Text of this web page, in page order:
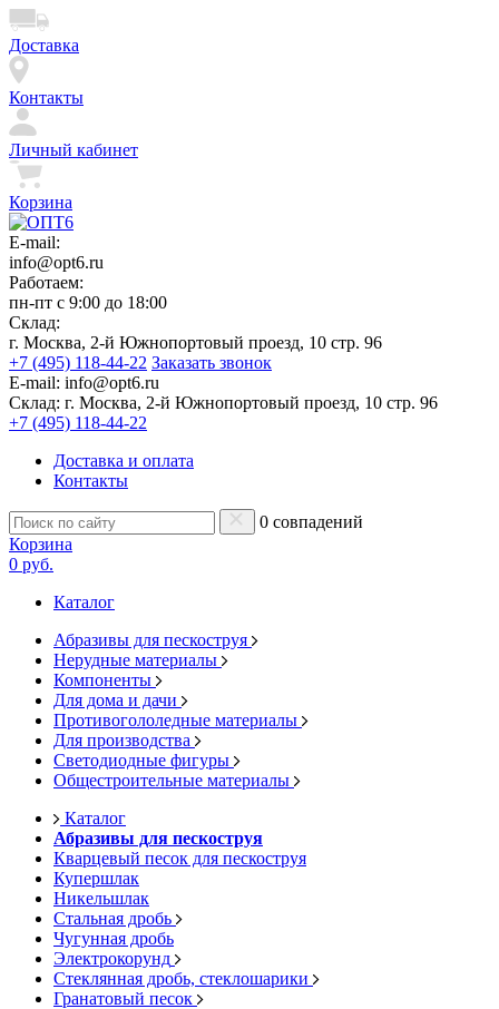
Доставка
Контакты
Личный кабинет
Корзина
E-mail:
info@opt6.ru
Работаем:
пн-пт с 9:00 до 18:00
Склад:
г. Москва, 2-й Южнопортовый проезд, 10 стр. 96
+7 (495) 118-44-22 Заказать звонок
E-mail: info@opt6.ru
Склад: г. Москва, 2-й Южнопортовый проезд, 10 стр. 96
+7 (495) 118-44-22
Доставка и оплата
Контакты
0 совпадений
Корзина
0 руб.
Каталог
Абразивы для пескоструя
Нерудные материалы
Компоненты
Для дома и дачи
Противогололедные материалы
Для производства
Светодиодные фигуры
Общестроительные материалы
Каталог
Абразивы для пескоструя
Кварцевый песок для пескоструя
Купершлак
Никельшлак
Стальная дробь
Чугунная дробь
Электрокорунд
Стеклянная дробь, стеклошарики
Гранатовый песок